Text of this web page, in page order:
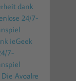
dank
24/7-
ieGeek
7-
Avoalre